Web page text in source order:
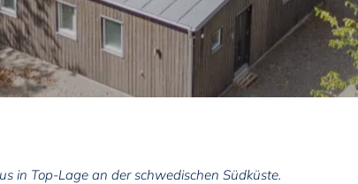
in Top-Lage an der schwedischen Südküste.